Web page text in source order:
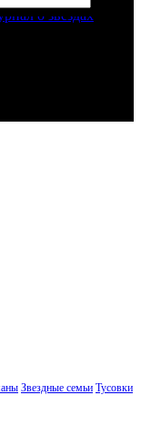
Звездные семьи Тусовки